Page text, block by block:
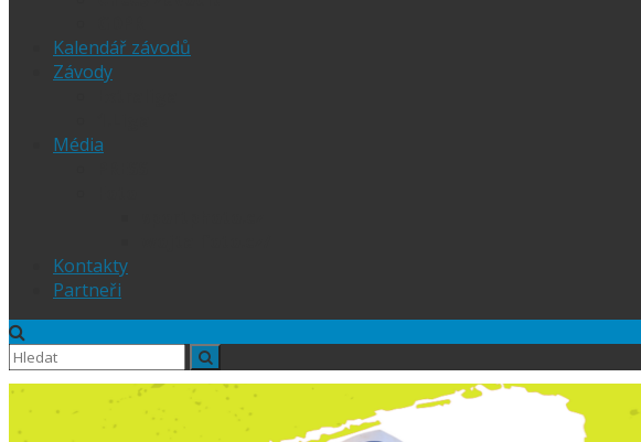
Kalendář závodů
Závody
Média
Kontakty
Partneři